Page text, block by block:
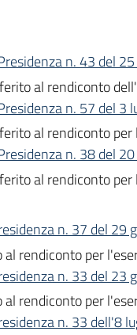
n. 43 del
al rendiconto
n. 57 del 3
al rendiconto
n. 38 del
al rendiconto
n. 37 del 29
rendiconto per
n. 33 del 23
rendiconto per
n. 33 dell'8